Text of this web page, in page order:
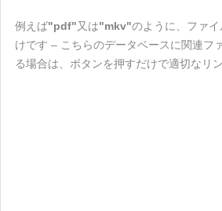
例えば"pdf"又は"mkv"のように、ファ
けです – こちらのデータベースに関連フ
る場合は、ボタンを押すだけで適切なリ